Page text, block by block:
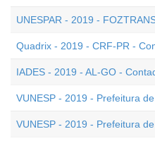
UNESPAR - 2019 -
Quadrix - 2019 - CRF-PR -
IADES - 2019 - AL-GO -
VUNESP - 2019 - Prefeitura
VUNESP - 2019 - Prefeitura